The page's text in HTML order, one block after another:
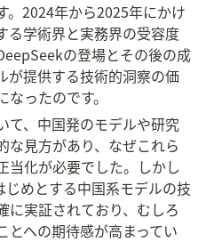
。2024年から2025年にかけ
る学術界と実務界の受容度
の登場とその後の成
が提供する技術的洞察の価
ったのです。
て、中国発のモデルや研究
な見方があり、なぜこれら
当化が必要でした。しかし
めとする中国系モデルの技
に実証されており、むしろ
とへの期待感が高まってい